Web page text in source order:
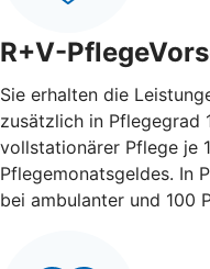
R+V-
Sie erhalten die
zusätzlich in Pflegegrad
vollstationärer Pflege je
Pflegemonatsgeldes. In
bei ambulanter und 100